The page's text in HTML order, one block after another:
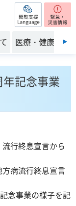
閲覧支援
医療・健康・福
記念事業
行終息宣言から
病流行終息宣言
念事業の様子を記